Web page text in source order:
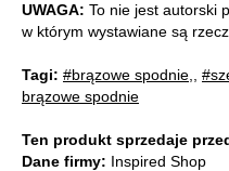
UWAGA: To nie jest autorski
w którym wystawiane są
Tagi: #brązowe spodnie,
brązowe spodnie
Ten produkt sprzedaje
Dane firmy: Inspired Shop